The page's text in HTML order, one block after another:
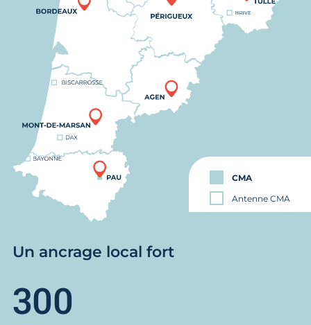
CMA
Antenne CMA
Un ancrage local fort
300